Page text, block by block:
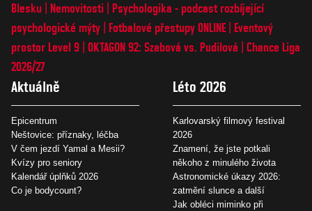
Blesku
Nemovitosti
Psychologika - podcast rozbíjející
psychologické mýty
Fotbalové přestupy ONLINE
Eventový
prostor Level 9 OKTAGON 92: Szabová vs. Pudilová
Chance Liga
2026/27
Aktuálně
Epicentrum
Neštovice: příznaky, léčba
V čem jezdí Yamal a Mesii?
Kvízy pro seniory
Kalendář úplňků 2026
Co je bodycount?
Léto 2026
Karlovarský filmový festival
2026
Znamení, že jste potkali
někoho z minulého života
Astronomické úkazy 2026:
zatmění slunce a další
Jak obléci miminko při